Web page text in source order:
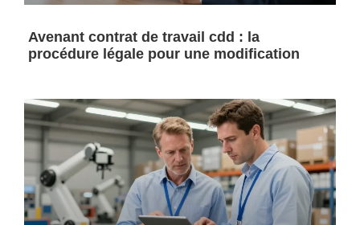
Avenant contrat de travail cdd : la
procédure légale pour une modification